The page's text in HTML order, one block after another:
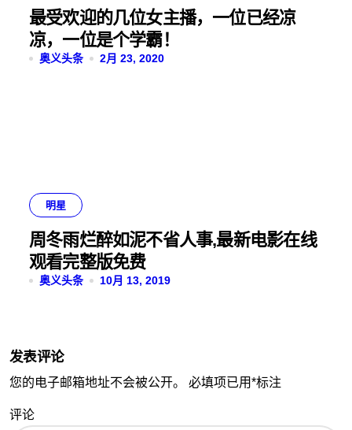
最受欢迎的几位女主播，一位已经凉
凉，一位是个学霸！
奥义头条 2月 23, 2020
明星
周冬雨烂醉如泥不省人事,最新电影在线
观看完整版免费
奥义头条 10月 13, 2019
发表评论
您的电子邮箱地址不会被公开。 必填项已用*标注
评论